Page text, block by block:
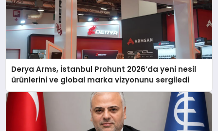
Derya Arms, İstanbul Prohunt 2026’da yeni nesil
ürünlerini ve global marka vizyonunu sergiledi